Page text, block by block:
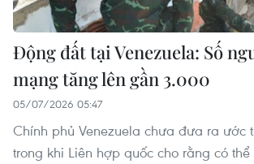
Động đất tại Venezuela: Số
mạng tăng lên gần 3.000
05/07/2026 05:47
Chính phủ Venezuela chưa đưa ra ước
trong khi Liên hợp quốc cho rằng có